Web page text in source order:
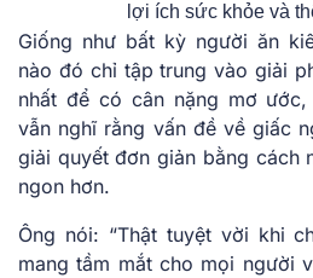
lợi ích sức khỏe và
Giống như bất kỳ người ăn
nào đó chỉ tập trung vào giải
nhất để có cân nặng mơ
vẫn nghĩ rằng vấn đề về giấc
giải quyết đơn giản bằng cách
ngon hơn.
Ông nói: “Thật tuyệt vời khi
mang tầm mắt cho mọi người